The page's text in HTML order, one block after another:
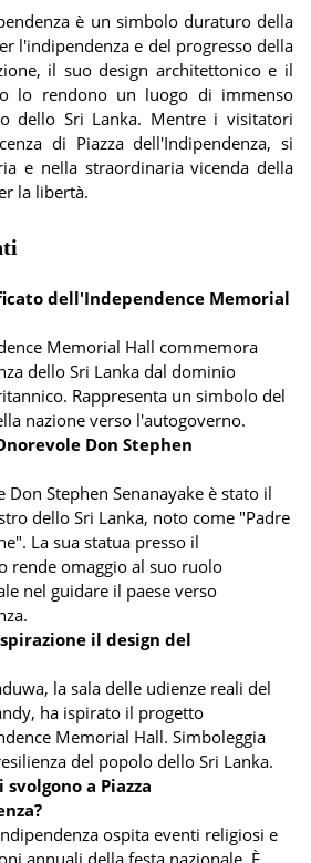
è un simbolo duraturo della
l'indipendenza e del progresso della
il suo design architettonico e il
lo rendono un luogo di immenso
dello Sri Lanka. Mentre i visitatori
di Piazza dell'Indipendenza, si
e nella straordinaria vicenda della
la libertà.
dell'Independence Memorial
Memorial Hall commemora
dello Sri Lanka dal dominio
Rappresenta un simbolo del
nazione verso l'autogoverno.
Don Stephen
Don Stephen Senanayake è stato il
dello Sri Lanka, noto come "Padre
La sua statua presso il
rende omaggio al suo ruolo
nel guidare il paese verso
il design del
la sala delle udienze reali del
ha ispirato il progetto
Memorial Hall. Simboleggia
del popolo dello Sri Lanka.
a Piazza
ospita eventi religiosi e
annuali della festa nazionale. È